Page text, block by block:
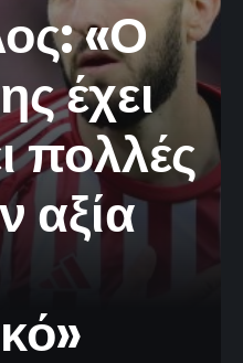
«Ο
έχει
πολλές
αξία